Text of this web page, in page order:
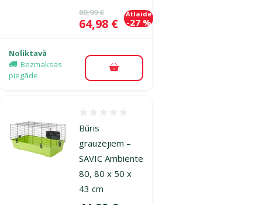
Oriģinālā cena
89,99 €
Cena
64,98 €
Atlaide
-27 %
Noliktavā
Bezmaksas
piegāde
Pievienot grozam
Būris
grauzējiem –
SAVIC Ambiente
80, 80 x 50 x
43 cm